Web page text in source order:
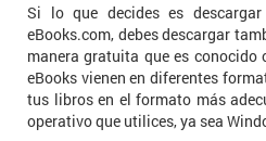
Si lo que decides es
eBooks.com, debes descargar
manera gratuita que es conocido
eBooks vienen en diferentes
tus libros en el formato más
operativo que utilices, ya sea